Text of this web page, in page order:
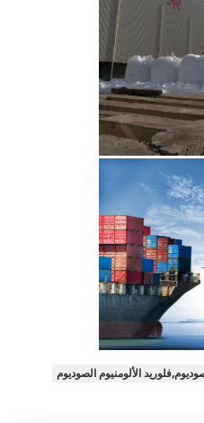
الألومنيوم الصوديوم